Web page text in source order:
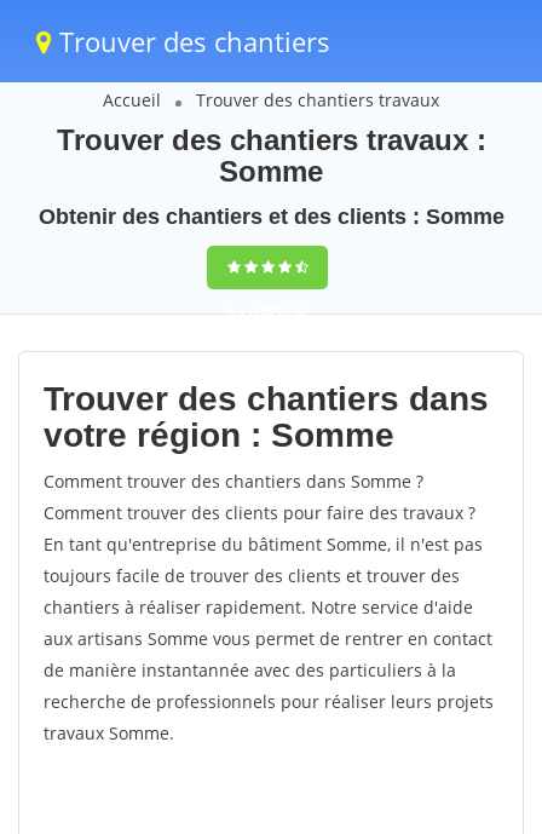
Trouver des chantiers
Accueil Trouver des chantiers travaux
Trouver des chantiers travaux :
Somme
Obtenir des chantiers et des clients : Somme
9,5(100%)52
votes
Trouver des chantiers dans
votre région : Somme
Comment trouver des chantiers dans Somme ?
Comment trouver des clients pour faire des travaux ?
En tant qu'entreprise du bâtiment Somme, il n'est pas
toujours facile de trouver des clients et trouver des
chantiers à réaliser rapidement. Notre service d'aide
aux artisans Somme vous permet de rentrer en contact
de manière instantannée avec des particuliers à la
recherche de professionnels pour réaliser leurs projets
travaux Somme.